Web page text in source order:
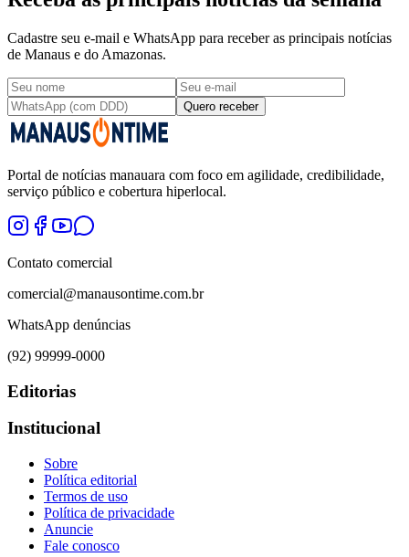
Cadastre seu e-mail e WhatsApp para receber as principais notícias
de Manaus e do Amazonas.
Quero receber
Portal de notícias manauara com foco em agilidade, credibilidade,
serviço público e cobertura hiperlocal.
Contato comercial
comercial@manausontime.com.br
WhatsApp denúncias
(92) 99999-0000
Editorias
Institucional
Sobre
Política editorial
Termos de uso
Política de privacidade
Anuncie
Fale conosco